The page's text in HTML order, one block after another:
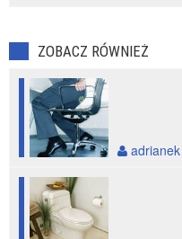
ZOBACZ RÓWNIEŻ
adrianek